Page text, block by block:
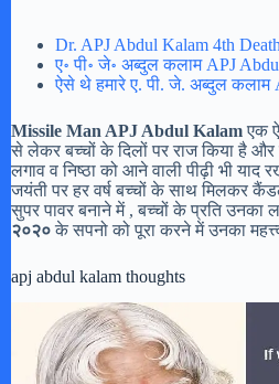
Dr. APJ Abdul Kalam 4th
ए॰ पी॰ जे॰ अब्दुल कलाम APJ
ऐसे थे हमारे ए. पी. जे. अब्दुल कलाम
Missile Man APJ Abdul Kalamएक
से लेकर बच्चों के दिलों पर राज किया है
लगाव व निष्ठा को आने वाली पीढ़ी भी
जयंती पर हर वर्ष बच्चों के साथ मिलकर
सुपर पावर बनाने में , बच्चों के प्रति उनका
२०२०के सपनो को पूरा करने में उनका
apj abdul kalam thoughts